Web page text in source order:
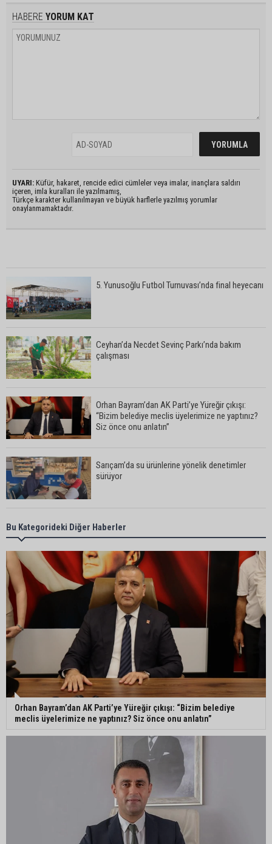
HABERE YORUM KAT
UYARI: Küfür, hakaret, rencide edici cümleler veya imalar, inançlara saldırı
içeren, imla kuralları ile yazılmamış,
Türkçe karakter kullanılmayan ve büyük harflerle yazılmış yorumlar
onaylanmamaktadır.
5. Yunusoğlu Futbol Turnuvası’nda final heyecanı
Ceyhan’da Necdet Sevinç Parkı’nda bakım
çalışması
Orhan Bayram’dan AK Parti’ye Yüreğir çıkışı:
“Bizim belediye meclis üyelerimize ne yaptınız?
Siz önce onu anlatın”
Sarıçam’da su ürünlerine yönelik denetimler
sürüyor
Ceyhan’da yangına giden itfaiye aracı devrildi: 3
kişi yaralandı
Çukurova Belediye Başkanı Emrah Kozay
CHP’den ayrıldığını açıkladı
Belediye binasına girmek isteyen servisçilere
biber gazlı müdahale
Adana’da taziye evinde silah çeken kişi gözaltına
alındı
Doç. Dr. Efsun Somay’dan implant uyarısı: “Sigara
en büyük risk”
Adana’da oto kilit iş yerinde esrarengiz olay: 2
kişi hayatını kaybetti
Bu Kategorideki Diğer Haberler
Orhan Bayram’dan AK Parti’ye Yüreğir çıkışı: “Bizim belediye
meclis üyelerimize ne yaptınız? Siz önce onu anlatın”